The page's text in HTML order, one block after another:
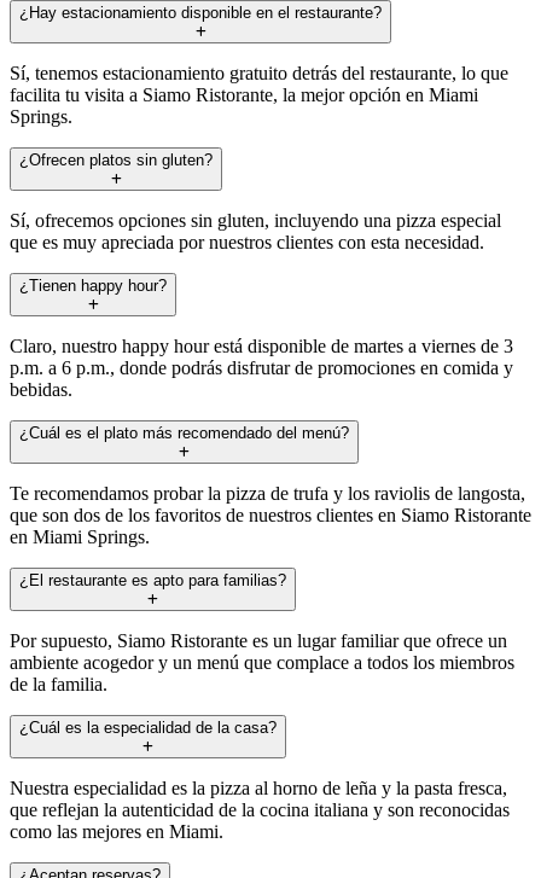
¿Hay estacionamiento disponible en el restaurante?
Sí, tenemos estacionamiento gratuito detrás del restaurante, lo que
facilita tu visita a Siamo Ristorante, la mejor opción en Miami
Springs.
¿Ofrecen platos sin gluten?
Sí, ofrecemos opciones sin gluten, incluyendo una pizza especial
que es muy apreciada por nuestros clientes con esta necesidad.
¿Tienen happy hour?
Claro, nuestro happy hour está disponible de martes a viernes de 3
p.m. a 6 p.m., donde podrás disfrutar de promociones en comida y
bebidas.
¿Cuál es el plato más recomendado del menú?
Te recomendamos probar la pizza de trufa y los raviolis de langosta,
que son dos de los favoritos de nuestros clientes en Siamo Ristorante
en Miami Springs.
¿El restaurante es apto para familias?
Por supuesto, Siamo Ristorante es un lugar familiar que ofrece un
ambiente acogedor y un menú que complace a todos los miembros
de la familia.
¿Cuál es la especialidad de la casa?
Nuestra especialidad es la pizza al horno de leña y la pasta fresca,
que reflejan la autenticidad de la cocina italiana y son reconocidas
como las mejores en Miami.